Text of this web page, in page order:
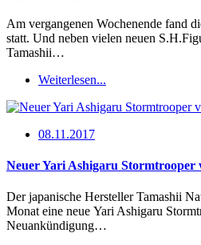
Am vergangenen Wochenende fand
statt. Und neben vielen neuen
Tamashii…
Weiterlesen...
08.11.2017
Neuer Yari Ashigaru Stormtrooper
Der japanische Hersteller Tamashii
Monat eine neue Yari Ashigaru
Neuankündigung…